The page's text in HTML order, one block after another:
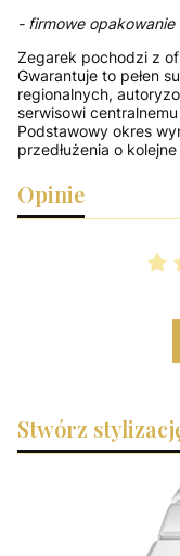
- firmowe opakowanie
Zegarek pochodzi z
Gwarantuje to pełen
regionalnych,
serwisowi
Podstawowy okres
przedłużenia o
Opinie
Stwórz